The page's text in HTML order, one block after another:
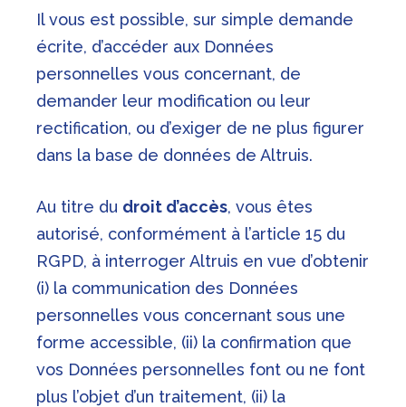
Il vous est possible, sur simple demande
écrite, d’accéder aux Données
personnelles vous concernant, de
demander leur modification ou leur
rectification, ou d’exiger de ne plus figurer
dans la base de données de Altruis.
Au titre du droit d’accès, vous êtes
autorisé, conformément à l’article 15 du
RGPD, à interroger Altruis en vue d’obtenir
(i) la communication des Données
personnelles vous concernant sous une
forme accessible, (ii) la confirmation que
vos Données personnelles font ou ne font
plus l’objet d’un traitement, (ii) la